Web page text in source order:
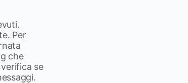
Per
che
se